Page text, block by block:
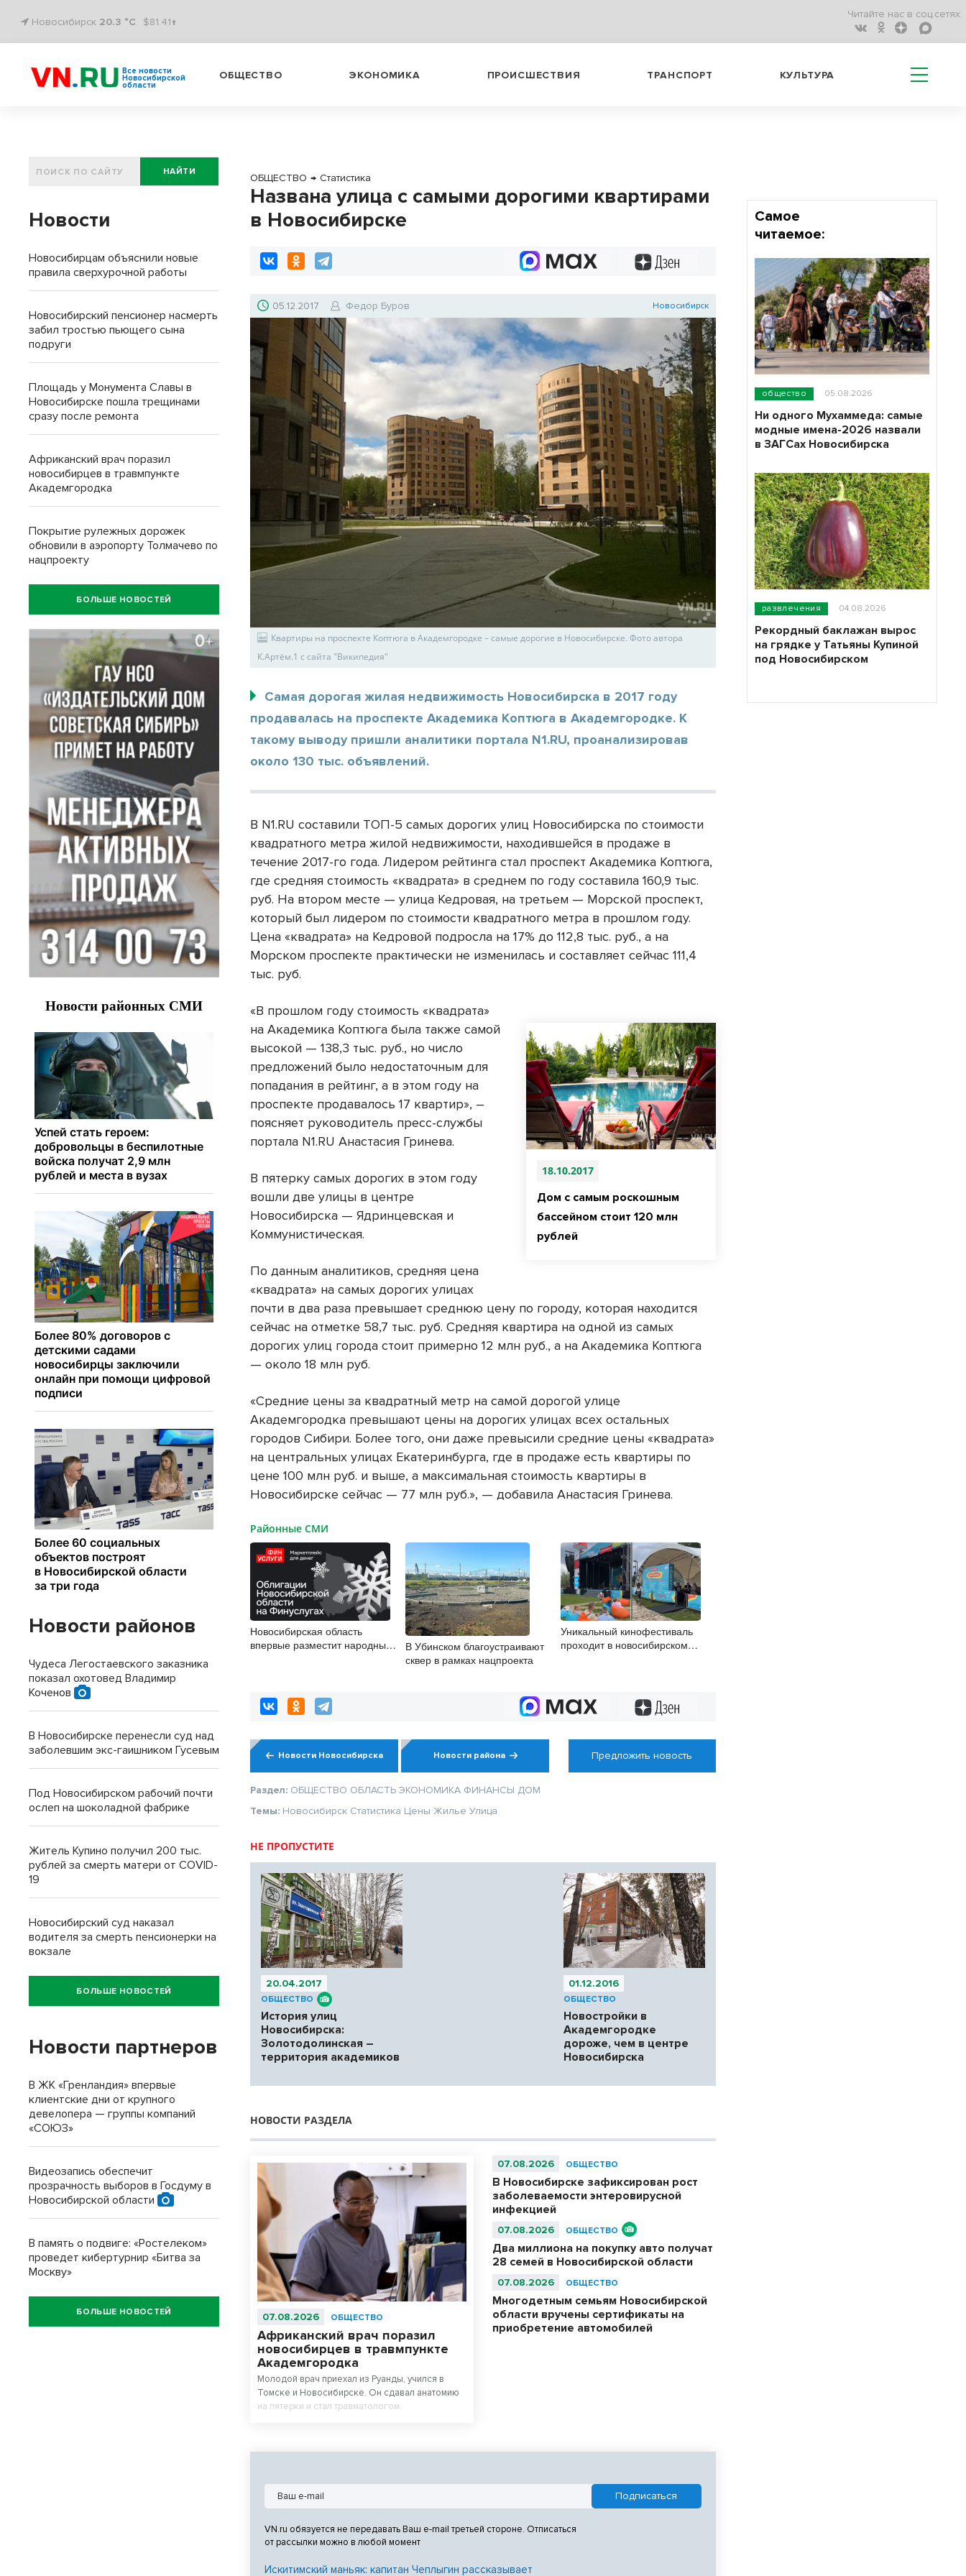
Новосибирск 20.3 °C $81.41↑
Читайте нас в соц.сетях:
Все новости
Новосибирской
области
ОБЩЕСТВО ЭКОНОМИКА ПРОИСШЕСТВИЯ ТРАНСПОРТ КУЛЬТУРА
ОБЩЕСТВО → Статистика
Названа улица с самыми дорогими квартирами
в Новосибирске
05.12.2017 Федор Буров Новосибирск
Квартиры на проспекте Коптюга в Академгородке – самые дорогие в Новосибирске. Фото автора
К.Артём.1 с сайта "Википедия"
Самая дорогая жилая недвижимость Новосибирска в 2017 году
продавалась на проспекте Академика Коптюга в Академгородке. К
такому выводу пришли аналитики портала N1.RU, проанализировав
около 130 тыс. объявлений.
В N1.RU составили ТОП-5 самых дорогих улиц Новосибирска по стоимости
квадратного метра жилой недвижимости, находившейся в продаже в
течение 2017-го года. Лидером рейтинга стал проспект Академика Коптюга,
где средняя стоимость «квадрата» в среднем по году составила 160,9 тыс.
руб. На втором месте — улица Кедровая, на третьем — Морской проспект,
который был лидером по стоимости квадратного метра в прошлом году.
Цена «квадрата» на Кедровой подросла на 17% до 112,8 тыс. руб., а на
Морском проспекте практически не изменилась и составляет сейчас 111,4
тыс. руб.
18.10.2017
Дом с самым роскошным
бассейном стоит 120 млн
рублей
«В прошлом году стоимость «квадрата»
на Академика Коптюга была также самой
высокой — 138,3 тыс. руб., но число
предложений было недостаточным для
попадания в рейтинг, а в этом году на
проспекте продавалось 17 квартир», –
поясняет руководитель пресс-службы
портала N1.RU Анастасия Гринева.
В пятерку самых дорогих в этом году
вошли две улицы в центре
Новосибирска — Ядринцевская и
Коммунистическая.
По данным аналитиков, средняя цена
«квадрата» на самых дорогих улицах
почти в два раза превышает среднюю цену по городу, которая находится
сейчас на отметке 58,7 тыс. руб. Средняя квартира на одной из самых
дорогих улиц города стоит примерно 12 млн руб., а на Академика Коптюга
— около 18 млн руб.
«Средние цены за квадратный метр на самой дорогой улице
Академгородка превышают цены на дорогих улицах всех остальных
городов Сибири. Более того, они даже превысили средние цены «квадрата»
на центральных улицах Екатеринбурга, где в продаже есть квартиры по
цене 100 млн руб. и выше, а максимальная стоимость квартиры в
Новосибирске сейчас — 77 млн руб.», — добавила Анастасия Гринева.
Районные СМИ
Новосибирская область
впервые разместит народные
В Убинском благоустраивают
сквер в рамках нацпроекта
Уникальный кинофестиваль
проходит в новосибирском
Новости Новосибирска Новости района Предложить новость
Раздел: ОБЩЕСТВО ОБЛАСТЬ ЭКОНОМИКА ФИНАНСЫ ДОМ
Темы: Новосибирск Статистика Цены Жилье Улица
НЕ ПРОПУСТИТЕ
20.04.2017
ОБЩЕСТВО
История улиц
Новосибирска:
Золотодолинская –
территория академиков
01.12.2016
ОБЩЕСТВО
Новостройки в
Академгородке
дороже, чем в центре
Новосибирска
НОВОСТИ РАЗДЕЛА
07.08.2026 ОБЩЕСТВО
Африканский врач поразил
новосибирцев в травмпункте
Академгородка
Молодой врач приехал из Руанды, учился в
Томске и Новосибирске. Он сдавал анатомию
на пятерки и стал травматологом.
07.08.2026 ОБЩЕСТВО
В Новосибирске зафиксирован рост
заболеваемости энтеровирусной
инфекцией
07.08.2026 ОБЩЕСТВО
Два миллиона на покупку авто получат
28 семей в Новосибирской области
07.08.2026 ОБЩЕСТВО
Многодетным семьям Новосибирской
области вручены сертификаты на
приобретение автомобилей
VN.ru обязуется не передавать Ваш e-mail третьей стороне. Отписаться
от рассылки можно в любой момент
Искитимский маньяк: капитан Чеплыгин рассказывает
НАЙТИ
Новости
Новосибирцам объяснили новые
правила сверхурочной работы
Новосибирский пенсионер насмерть
забил тростью пьющего сына
подруги
Площадь у Монумента Славы в
Новосибирске пошла трещинами
сразу после ремонта
Африканский врач поразил
новосибирцев в травмпункте
Академгородка
Покрытие рулежных дорожек
обновили в аэропорту Толмачево по
нацпроекту
БОЛЬШЕ НОВОСТЕЙ
Новости районов
Чудеса Легостаевского заказника
показал охотовед Владимир
Коченов
В Новосибирске перенесли суд над
заболевшим экс-гаишником Гусевым
Под Новосибирском рабочий почти
ослеп на шоколадной фабрике
Житель Купино получил 200 тыс.
рублей за смерть матери от COVID-
19
Новосибирский суд наказал
водителя за смерть пенсионерки на
вокзале
БОЛЬШЕ НОВОСТЕЙ
Новости партнеров
В ЖК «Гренландия» впервые
клиентские дни от крупного
девелопера — группы компаний
«СОЮЗ»
Видеозапись обеспечит
прозрачность выборов в Госдуму в
Новосибирской области
В память о подвиге: «Ростелеком»
проведет кибертурнир «Битва за
Москву»
БОЛЬШЕ НОВОСТЕЙ
Самое
читаемое:
общество 05.08.2026
Ни одного Мухаммеда: самые
модные имена-2026 назвали
в ЗАГСах Новосибирска
развлечения 04.08.2026
Рекордный баклажан вырос
на грядке у Татьяны Купиной
под Новосибирском